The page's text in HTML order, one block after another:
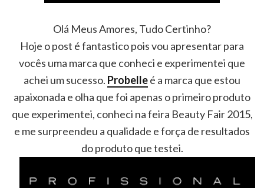
Olá Meus Amores, Tudo Certinho?
Hoje o post é fantastico pois vou apresentar para
vocês uma marca que conheci e experimentei que
achei um sucesso. Probelleé a marca que estou
apaixonada e olha que foi apenas o primeiro produto
que experimentei, conheci na feira Beauty Fair 2015,
e me surpreendeu a qualidade e força de resultados
do produto que testei.